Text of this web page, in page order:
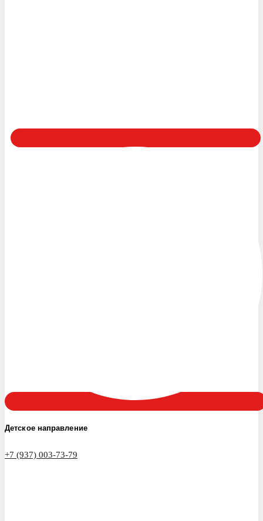
Детское направление
+7 (937) 003-73-79